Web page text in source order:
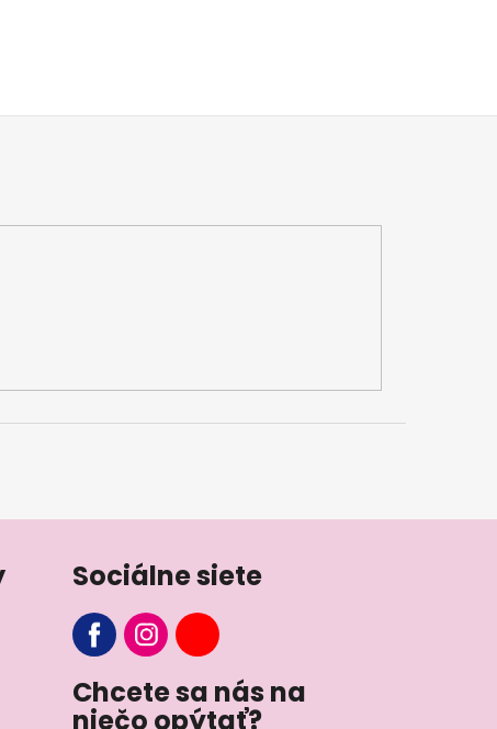
Sociálne siete
Chcete sa nás na
niečo opýtať?